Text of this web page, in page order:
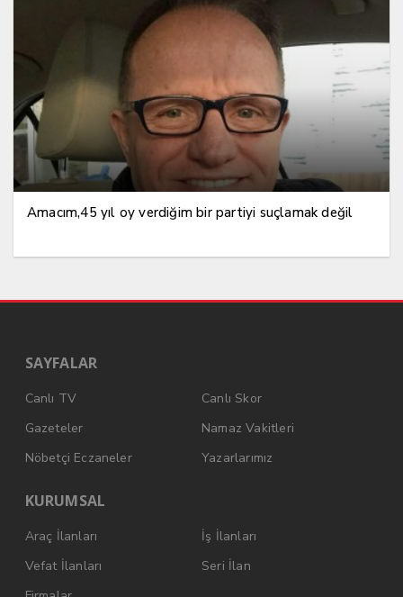
Amacım,45 yıl oy verdiğim bir partiyi suçlamak değil
SAYFALAR
Canlı TV
Canlı Skor
Gazeteler
Namaz Vakitleri
Nöbetçi Eczaneler
Yazarlarımız
KURUMSAL
Araç İlanları
İş İlanları
Vefat İlanları
Seri İlan